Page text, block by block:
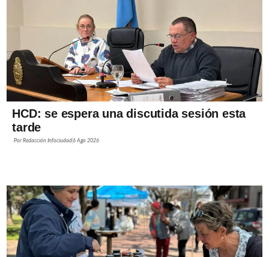
HCD: se espera una discutida sesión esta
tarde
PorRedacción Infociudad6 Ago 2026